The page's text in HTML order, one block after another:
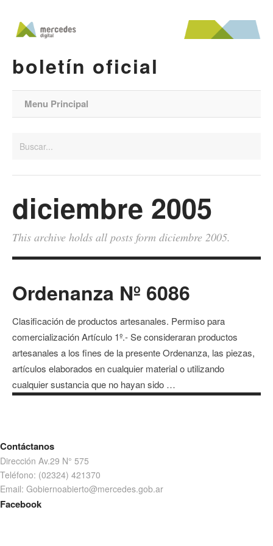
boletín oficial
Menu Principal
diciembre 2005
This archive holds all posts form diciembre 2005.
Ordenanza Nº 6086
Clasificación de productos artesanales. Permiso para
comercialización Artículo 1º.- Se consideraran productos
artesanales a los fines de la presente Ordenanza, las piezas,
artículos elaborados en cualquier material o utilizando
cualquier sustancia que no hayan sido …
Contáctanos
Dirección Av.29 N° 575
Teléfono: (02324) 421370
Email: Gobiernoabierto@mercedes.gob.ar
Facebook